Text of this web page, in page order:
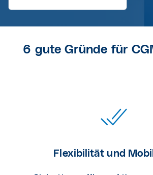
6 gute Gründe für
Flexibilität und